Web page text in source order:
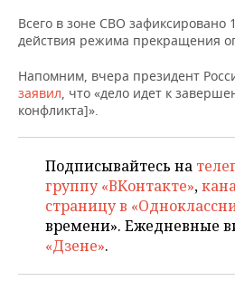
Всего в зоне СВО зафиксировано
действия режима прекращения
Напомним, вчера президент
заявил, что «дело идет к
конфликта]».
Подписывайтесь на
группу «ВКонтакте»,
страницу в
времени». Ежедневные
«Дзене».